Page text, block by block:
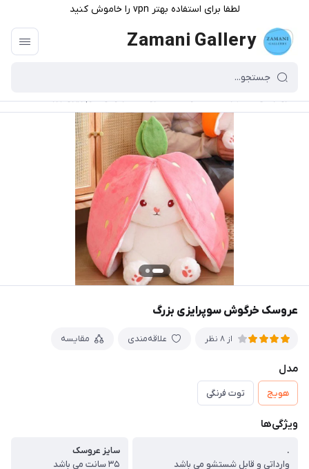
لطفا برای استفاده بهتر vpn را خاموش کنید
Zamani Gallery
عروسک خرگوش سوپرایزی بزرگ
از 8 نظر علاقه‌مندی مقایسه
مدل
هویج توت فرنگی
ویژگی‌ها
.
وارداتی و قابل شستشو می باشد
سایز عروسک
۳۵ سانت می باشد